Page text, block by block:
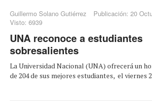
Guillermo Solano Gutiérrez
Publicación: 20
Visto: 6939
UNA reconoce a estudiantes
sobresalientes
La Universidad Nacional (UNA) ofrecerá un
de 204 de sus mejores estudiantes, el viernes